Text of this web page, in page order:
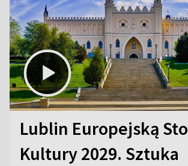
Lublin Europejską
Kultury 2029. Sztuka